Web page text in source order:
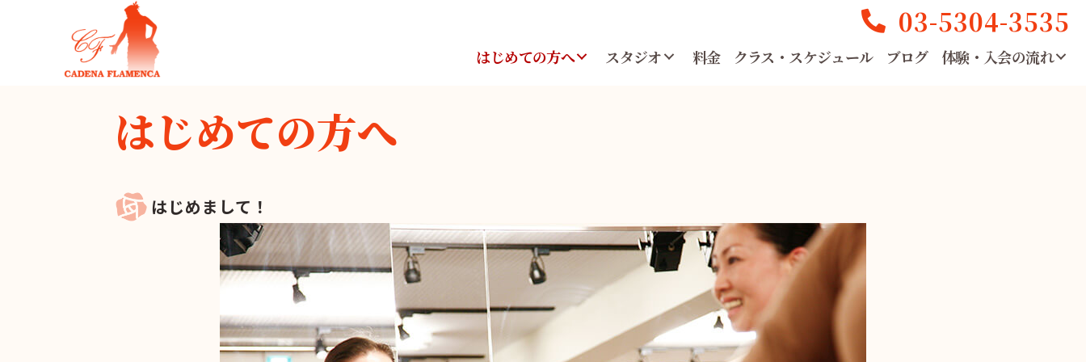
03-5304-3535
はじめての方へ スタジオ 料金 クラス・スケジュール ブログ 体験・入会の流れ
はじめての方へ
はじめまして！